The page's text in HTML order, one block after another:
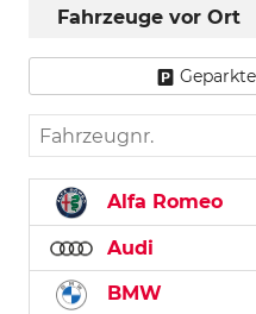
Fahrzeuge vor Ort
Fahrzeugnr.
Alfa Romeo
Audi
BMW